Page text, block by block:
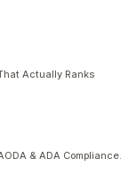
Actually Ranks
& ADA Compliance.